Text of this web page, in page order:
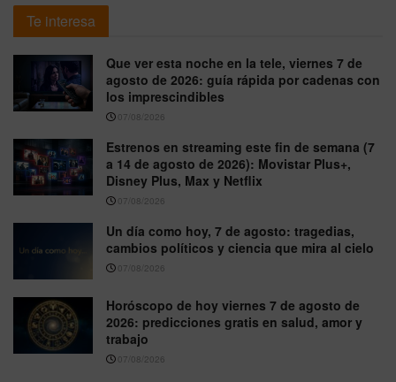
Te interesa
Que ver esta noche en la tele, viernes 7 de
agosto de 2026: guía rápida por cadenas con
los imprescindibles
07/08/2026
Estrenos en streaming este fin de semana (7
a 14 de agosto de 2026): Movistar Plus+,
Disney Plus, Max y Netflix
07/08/2026
Un día como hoy, 7 de agosto: tragedias,
cambios políticos y ciencia que mira al cielo
07/08/2026
Horóscopo de hoy viernes 7 de agosto de
2026: predicciones gratis en salud, amor y
trabajo
07/08/2026